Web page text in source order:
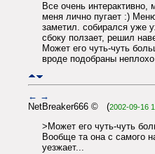
Все очень
меня лично пугает :)
заметил. собирался уже
сбоку ползает, решил
Может его чуть-чуть
вроде подобраны
← →
NetBreaker666 © (2002-09-16
>Может его чуть-чуть
Вообще та она с самого
уезжает...